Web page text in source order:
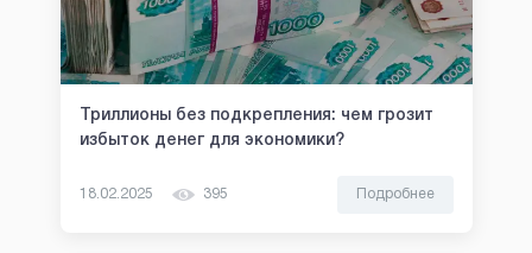
Триллионы без подкрепления: чем грозит
избыток денег для экономики?
18.02.2025 395 Подробнее